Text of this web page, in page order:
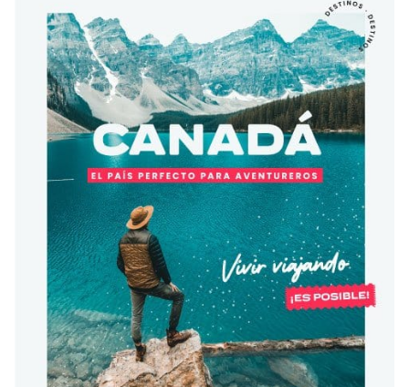
Australia permitirá la entrada de
estudiantes y trabajadores cualificados
vacunados contra el Covid-19
Agustina Fontirroig 23/11/2021
América
Brasil
Canadá
Estados Unidos
Ecuador
México
VER TODOS LOS PAÍSES
Estudia Inglés frente al Mediterráneo
Estudia un Bachelor de IT en Cork
Condiciones
ENVIAR